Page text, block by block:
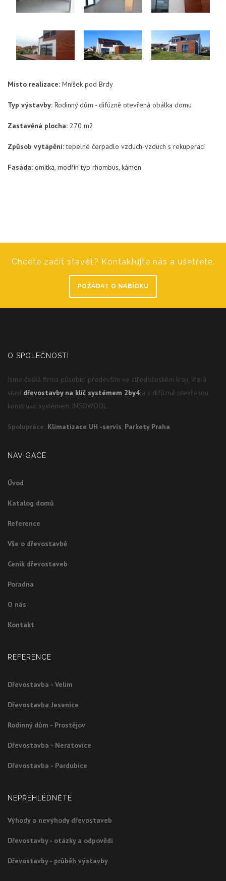
Místo realizace: Mníšek pod Brdy
Typ výstavby: Rodinný dům - difúzně otevřená obálka domu
Zastavěná plocha: 270 m2
Způsob vytápění:tepelné čerpadlo vzduch-vzduch s rekuperací
Fasáda: omítka, modřín typ rhombus, kámen
Chcete začít stavět? Kontaktujte nás a ušetřete.
POŽÁDAT O NABÍDKU
O SPOLEČNOSTI
Jsme česká firma působící především ve středočeském kraji, která
staví dřevostavby na klíč systémem 2by4 a s difůzně otevřenou
konstrukcí systémem INSOWOOL.
Spolupráce: Klimatizace UH -servis, Parkety Praha
NAVIGACE
Úvod
Katalog domů
Reference
Vše o dřevostavbě
Ceník dřevostaveb
Poradna
O nás
Kontakt
REFERENCE
Dřevostavba - Velim
Dřevostavba Jesenice
Rodinný dům - Prostějov
Dřevostavba - Neratovice
Dřevostavba - Pardubice
NEPŘEHLÉDNĚTE
Výhody a nevýhody dřevostaveb
Dřevostavby - otázky a odpovědi
Dřevostavby - průběh výstavby